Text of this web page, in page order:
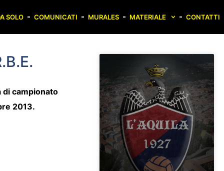
SOLO COMUNICATI MURALES MATERIALE CONTATTI
campionato
2013.